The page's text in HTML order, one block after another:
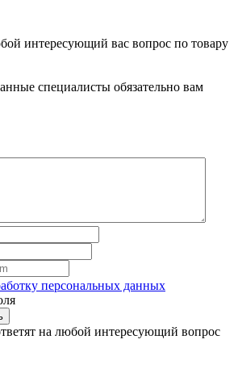
интересующий вас вопрос по товару
специалисты обязательно вам
персональных данных
на любой интересующий вопрос